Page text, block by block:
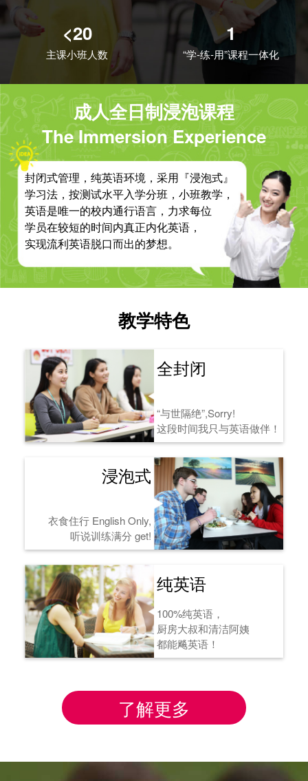
<20
主课小班人数
1
“学-练-用”课程一体化
成人全日制浸泡课程
The Immersion Experience
封闭式管理，纯英语环境，采用『浸泡式』
学习法，按测试水平入学分班，小班教学，
英语是唯一的校内通行语言，力求每位
学员在较短的时间内真正内化英语，
实现流利英语脱口而出的梦想。
教学特色
全封闭
“与世隔绝”,Sorry!
这段时间我只与英语做伴！
浸泡式
衣食住行 English Only,
听说训练满分 get!
纯英语
100%纯英语，
厨房大叔和清洁阿姨
都能飚英语！
了解更多